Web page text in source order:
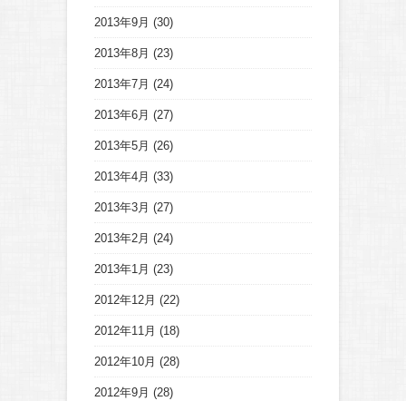
2013年9月 (30)
2013年8月 (23)
2013年7月 (24)
2013年6月 (27)
2013年5月 (26)
2013年4月 (33)
2013年3月 (27)
2013年2月 (24)
2013年1月 (23)
2012年12月 (22)
2012年11月 (18)
2012年10月 (28)
2012年9月 (28)